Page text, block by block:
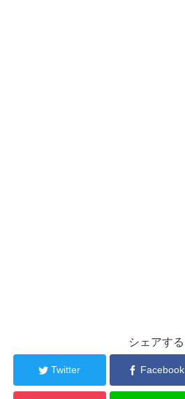
シェアする
Twitter Facebook